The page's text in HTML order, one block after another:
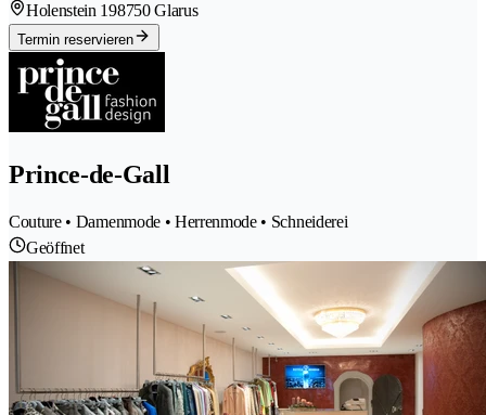
Holenstein 198750 Glarus
Termin reservieren
Prince-de-Gall
Couture • Damenmode • Herrenmode • Schneiderei
Geöffnet